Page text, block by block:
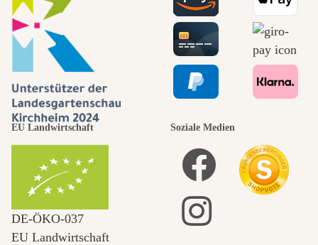
EU Landwirtschaft
DE‑ÖKO‑037
EU Landwirtschaft
Soziale Medien